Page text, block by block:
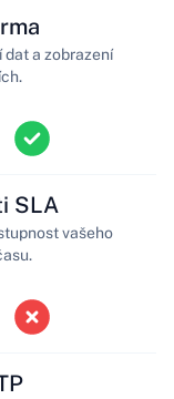
a zobrazení
SLA
vašeho